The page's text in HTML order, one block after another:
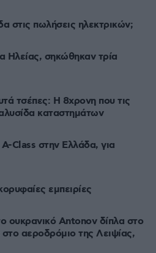
στις πωλήσεις ηλεκτρικών;
Ηλείας, σηκώθηκαν τρία
τσέπες: Η 8χρονη που τις
καταστημάτων
Class στην Ελλάδα, για
εμπειρίες
ουκρανικό Antonov δίπλα στο
αεροδρόμιο της Λειψίας,